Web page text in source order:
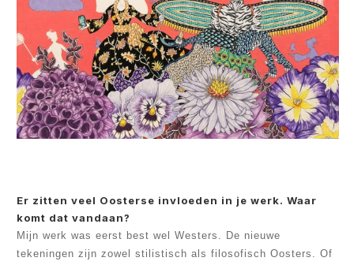
Er zitten veel Oosterse invloeden in je werk. Waar
komt dat vandaan?
Mijn werk was eerst best wel Westers. De nieuwe
tekeningen zijn zowel stilistisch als filosofisch Oosters. Of